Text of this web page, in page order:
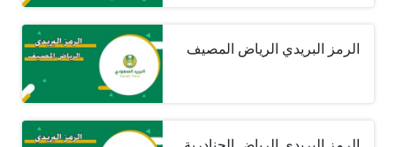
الرمز البريدي الرياض المصيف